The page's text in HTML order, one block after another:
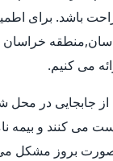
باشد. برای
می کنیم.
جابجایی در محل
می کنند و بیمه
صورت بروز مشکل می